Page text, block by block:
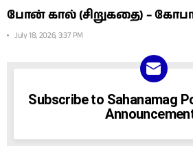
போன் கால் (சிறுகதை) –
July 18, 2026, 3:37 PM
NEWSLETTER
Subscribe to Sahanamag